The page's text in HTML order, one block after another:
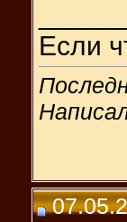
Если